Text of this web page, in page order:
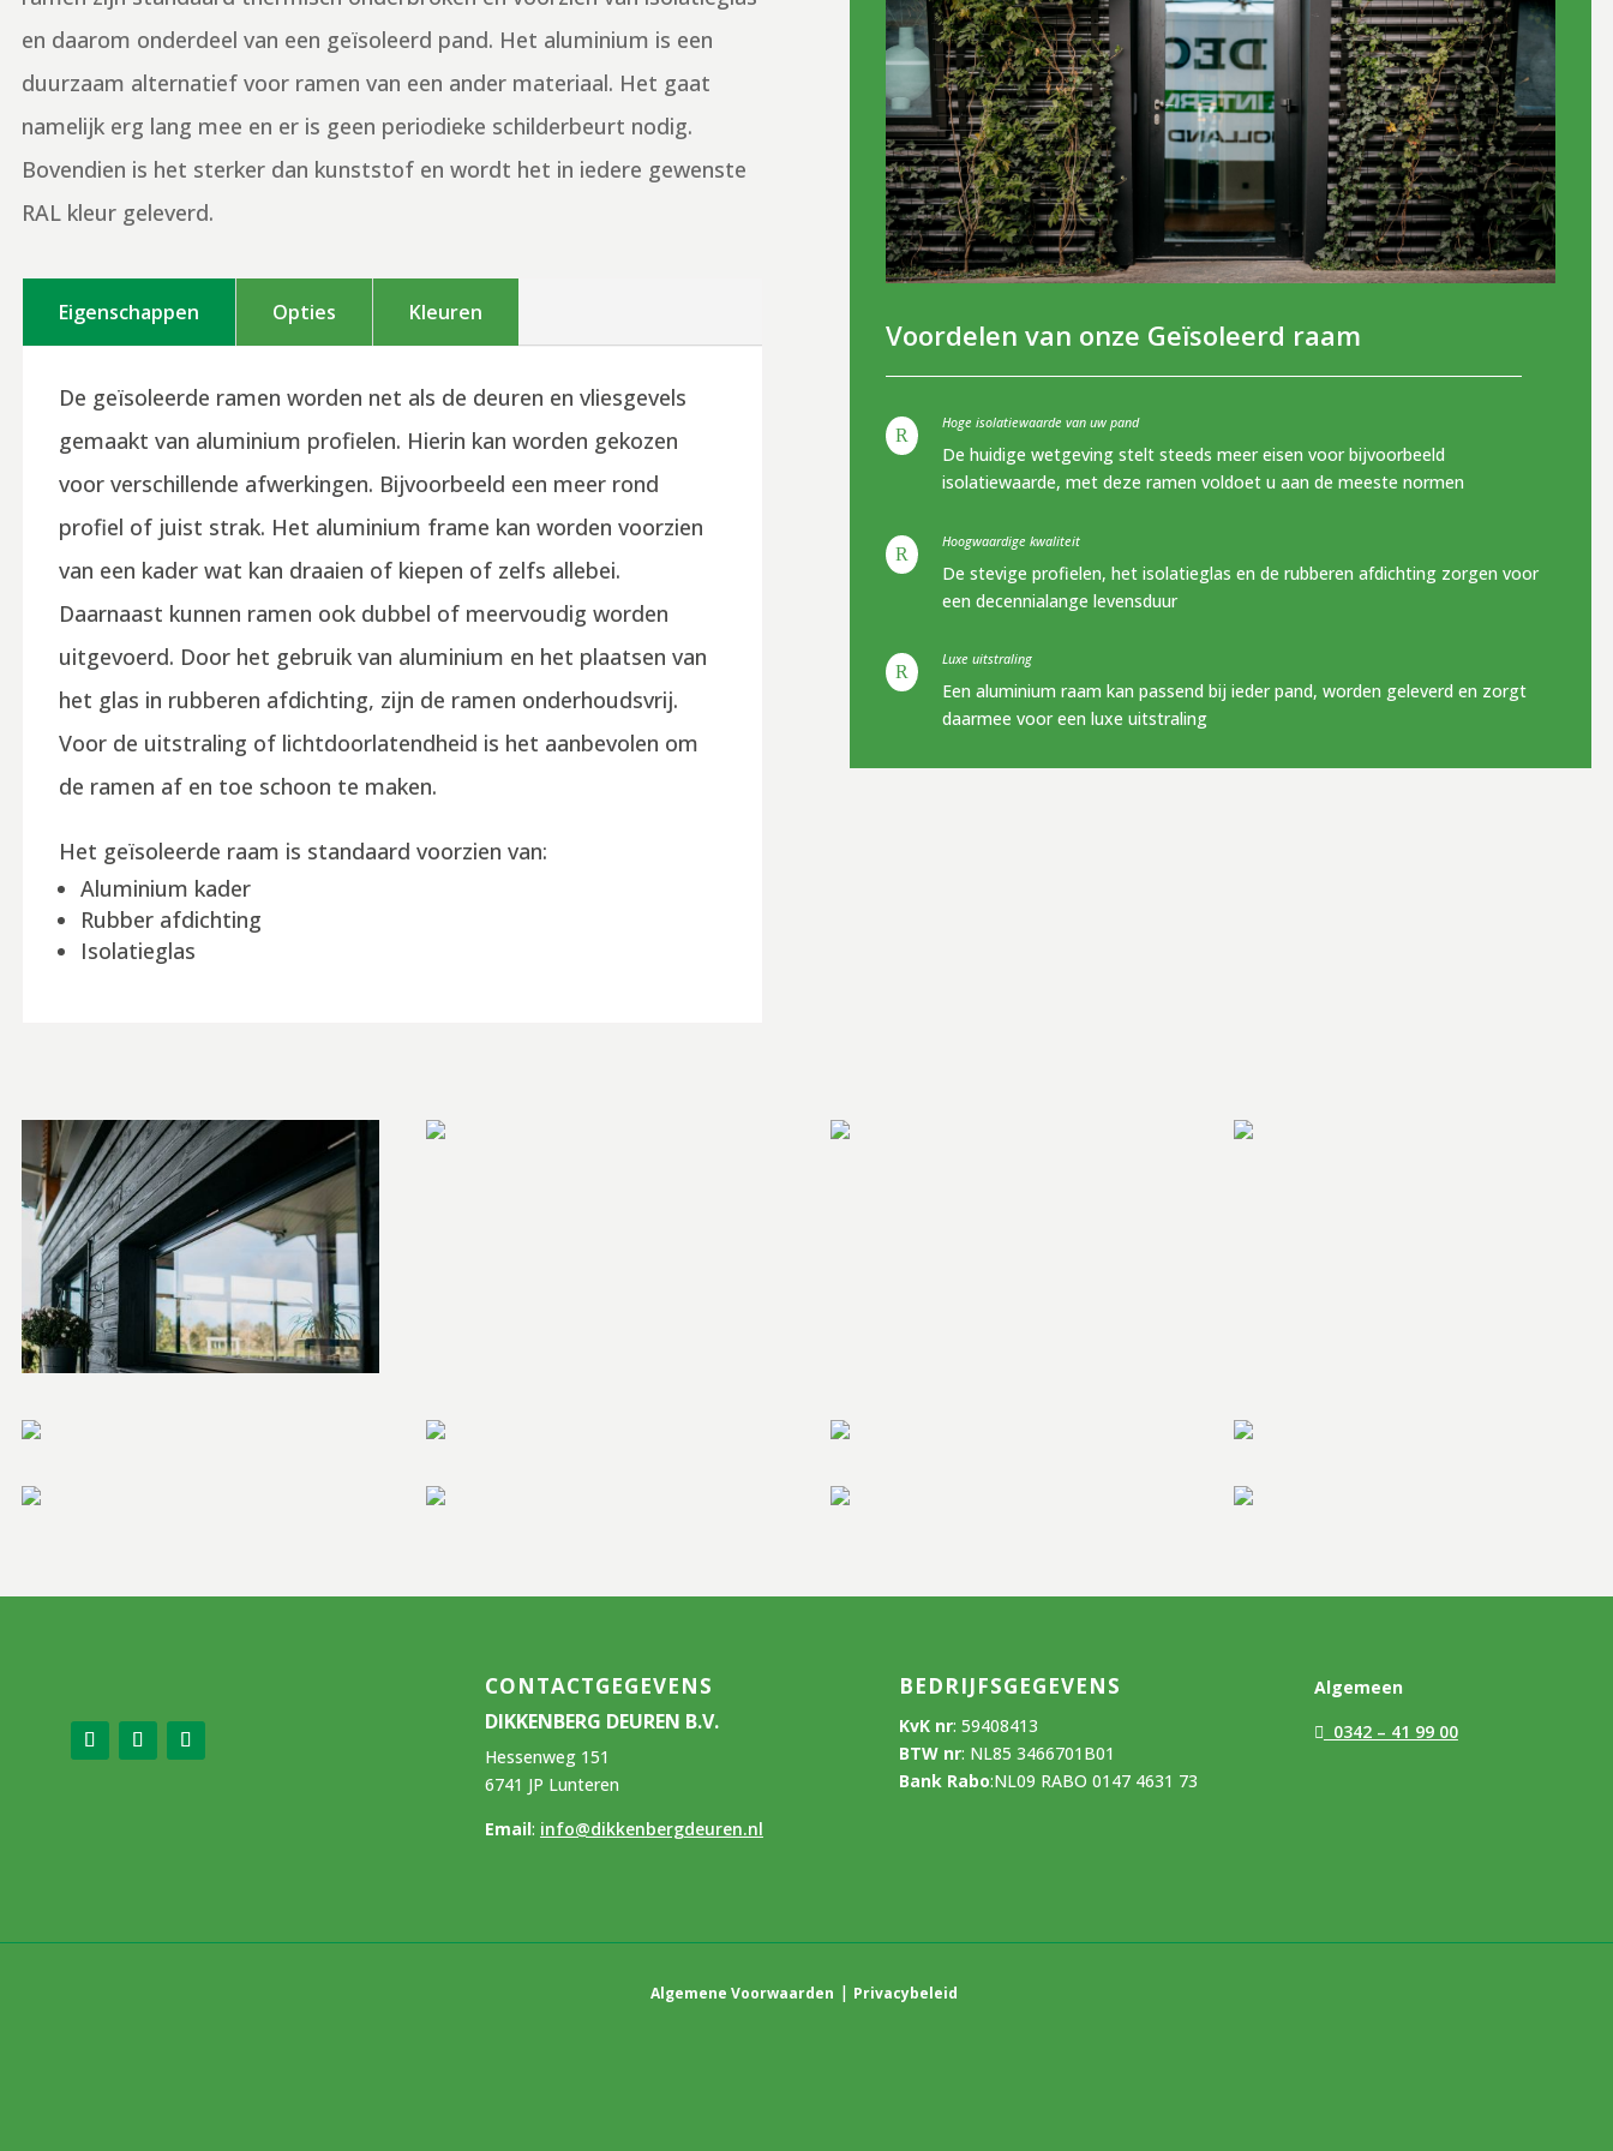
en daarom onderdeel van een geïsoleerd pand. Het aluminium is een
duurzaam alternatief voor ramen van een ander materiaal. Het gaat
namelijk erg lang mee en er is geen periodieke schilderbeurt nodig.
Bovendien is het sterker dan kunststof en wordt het in iedere gewenste
RAL kleur geleverd.
Eigenschappen Opties Kleuren
De geïsoleerde ramen worden net als de deuren en vliesgevels
gemaakt van aluminium profielen. Hierin kan worden gekozen
voor verschillende afwerkingen. Bijvoorbeeld een meer rond
profiel of juist strak. Het aluminium frame kan worden voorzien
van een kader wat kan draaien of kiepen of zelfs allebei.
Daarnaast kunnen ramen ook dubbel of meervoudig worden
uitgevoerd. Door het gebruik van aluminium en het plaatsen van
het glas in rubberen afdichting, zijn de ramen onderhoudsvrij.
Voor de uitstraling of lichtdoorlatendheid is het aanbevolen om
de ramen af en toe schoon te maken.
Het geïsoleerde raam is standaard voorzien van:
Aluminium kader
Rubber afdichting
Isolatieglas
Voordelen van onze Geïsoleerd raam
R
Hoge isolatiewaarde van uw pand
De huidige wetgeving stelt steeds meer eisen voor bijvoorbeeld
isolatiewaarde, met deze ramen voldoet u aan de meeste normen
R
Hoogwaardige kwaliteit
De stevige profielen, het isolatieglas en de rubberen afdichting zorgen voor
een decennialange levensduur
R
Luxe uitstraling
Een aluminium raam kan passend bij ieder pand, worden geleverd en zorgt
daarmee voor een luxe uitstraling
CONTACTGEGEVENS
DIKKENBERG DEUREN B.V.
Hessenweg 151
6741 JP Lunteren
Email: info@dikkenbergdeuren.nl
BEDRIJFSGEGEVENS
KvK nr: 59408413
BTW nr: NL85 3466701B01
Bank Rabo:NL09 RABO 0147 4631 73
Algemeen
0342 – 41 99 00
Algemene Voorwaarden | Privacybeleid